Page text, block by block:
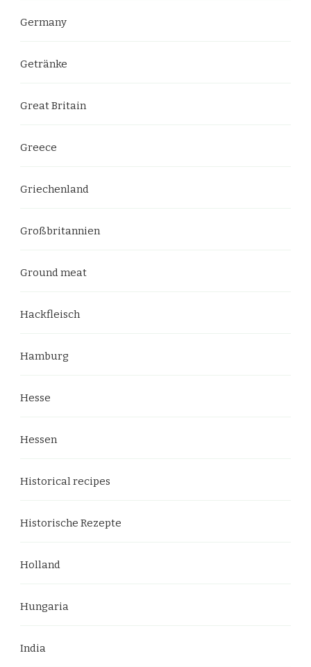
Germany
Getränke
Great Britain
Greece
Griechenland
Großbritannien
Ground meat
Hackfleisch
Hamburg
Hesse
Hessen
Historical recipes
Historische Rezepte
Holland
Hungaria
India